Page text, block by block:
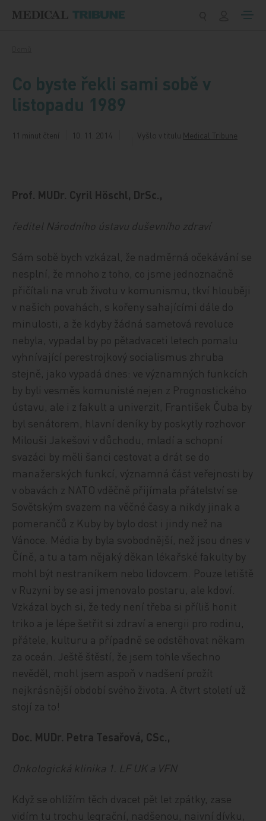
Co byste řekli sami sobě v
listopadu 1989
11 minut čtení 10. 11. 2014 Vyšlo v titulu Medical Tribune
Prof. MUDr. Cyril Höschl, DrSc.,
ředitel Národního ústavu duševního zdraví
Sám sobě bych vzkázal, že nadměrná očekávání se
nesplní, že mnoho z toho, co jsme jednoznačně
přičítali na vrub životu v komunismu, tkví hlouběji
v našich povahách, s kořeny sahajícími dále do
minulosti, a že kdyby žádná sametová revoluce
nebyla, vypadal by po pětadvaceti letech pomalu
vyhnívající perestrojkový socialismus zhruba
stejně, jako vypadá dnes: ve významných funkcích
by byli vesměs komunisté nejen z Prognostického
ústavu, ale i z fakult a univerzit, František Čuba by
byl senátorem, hlavní deníky by poskytly rozhovor
Milouši Jakešovi v důchodu, mladí a schopní
svazáci by měli šanci cestovat a drát se do
manažerských funkcí, významná část veřejnosti by
v obavách z NATO vděčně přijímala přátelství se
Sovětským svazem na věčné časy a nikdy jinak a
pomerančů z Kuby by bylo dost i jindy než na
Vánoce. Média by byla svobodnější, než jsou dnes v
Číně, a tu a tam nějaký děkan lékařské fakulty by
mohl být nestraníkem nebo lidovcem. Pouze letiště
v Ruzyni by se asi jmenovalo postaru, ale kdoví.
Vzkázal bych si, že tedy není třeba si příliš honit
triko a je lépe šetřit si zdraví a energii pro rodinu,
přátele, kulturu a případně se odstěhovat někam
za oceán. Ještě štěstí, že jsem tohle všechno
nevěděl, mohl jsem aspoň v nadšení prožít
nejkrásnější období svého života. A čtvrt století už
stojí za to!
Doc. MUDr. Petra Tesařová, CSc.,
Onkologická klinika 1. LF UK a VFN
Když se ohlížím těch dvacet pět let zpátky, zase
vidím tu trochu legrační, nadšenou, naivní dívku,